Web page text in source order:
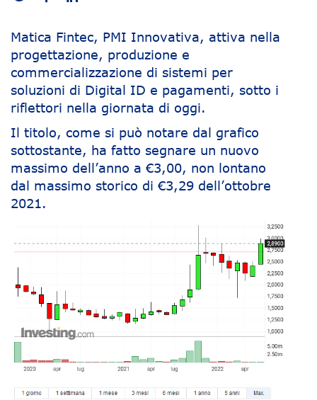
Matica Fintec, PMI Innovativa, attiva nella
progettazione, produzione e
commercializzazione di sistemi per
soluzioni di Digital ID e pagamenti, sotto i
riflettori nella giornata di oggi.
Il titolo, come si può notare dal grafico
sottostante, ha fatto segnare un nuovo
massimo dell’anno a €3,00, non lontano
dal massimo storico di €3,29 dell’ottobre
2021.